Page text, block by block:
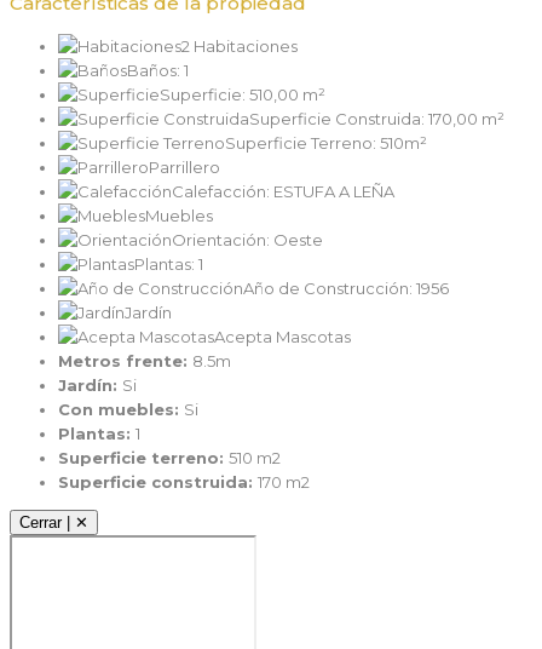
2 Habitaciones
Baños: 1
Superficie: 510,00 m²
Superficie Construida: 170,00 m²
Superficie Terreno: 510m²
Parrillero
Calefacción: ESTUFA A LEÑA
Muebles
Orientación: Oeste
Plantas: 1
Año de Construcción: 1956
Jardín
Acepta Mascotas
Metros frente: 8.5m
Jardín: Si
Con muebles: Si
Plantas: 1
Superficie terreno: 510 m2
Superficie construida: 170 m2
Cerrar | ✕